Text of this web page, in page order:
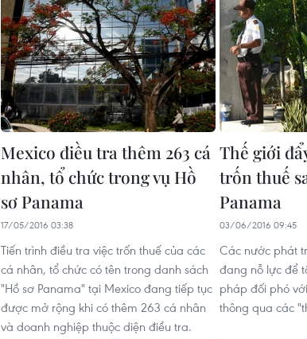
Mexico điều tra thêm 263 cá
nhân, tổ chức trong vụ Hồ
sơ Panama
17/05/2016 03:38
Tiến trình điều tra việc trốn thuế của các
cá nhân, tổ chức có tên trong danh sách
"Hồ sơ Panama" tại Mexico đang tiếp tục
được mở rộng khi có thêm 263 cá nhân
và doanh nghiệp thuộc diện điều tra.
Thế giới
trốn thuế
Panama
03/06/2016 09:45
Các nước phát
đang nỗ lực để
pháp đối phó
thông qua các